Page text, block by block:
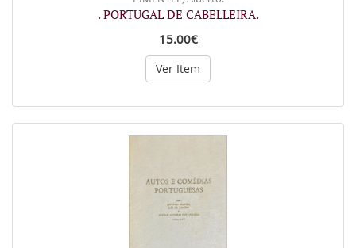
. PORTUGAL DE CABELLEIRA.
15.00€
Ver Item